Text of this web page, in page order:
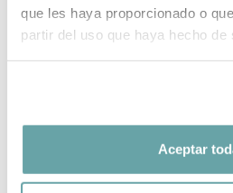
que les haya proporcionado o
partir del uso que haya hecho
Aceptar
COMPARTIR